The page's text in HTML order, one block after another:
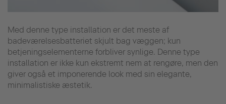
Med denne type installation er det meste af
badeværelsesbatteriet skjult bag væggen; kun
betjeningselementerne forbliver synlige. Denne type
installation er ikke kun ekstremt nem at rengøre, men den
giver også et imponerende look med sin elegante,
minimalistiske æstetik.